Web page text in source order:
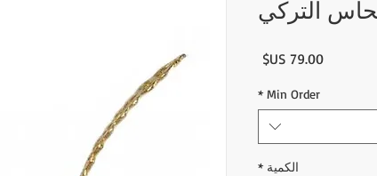
Min Order
*
الكمية *